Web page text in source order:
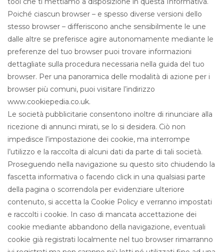
Poiché ciascun browser – e spesso diverse versioni dello
stesso browser – differiscono anche sensibilmente le une
dalle altre se preferisce agire autonomamente mediante le
preferenze del tuo browser puoi trovare informazioni
dettagliate sulla procedura necessaria nella guida del tuo
browser. Per una panoramica delle modalità di azione per i
browser più comuni, puoi visitare l’indirizzo
www.cookiepedia.co.uk.
Le società pubblicitarie consentono inoltre di rinunciare alla
ricezione di annunci mirati, se lo si desidera. Ciò non
impedisce l’impostazione dei cookie, ma interrompe
l’utilizzo e la raccolta di alcuni dati da parte di tali società.
Proseguendo nella navigazione su questo sito chiudendo la
fascetta informativa o facendo click in una qualsiasi parte
della pagina o scorrendola per evidenziare ulteriore
contenuto, si accetta la Cookie Policy e verranno impostati
e raccolti i cookie. In caso di mancata accettazione dei
cookie mediante abbandono della navigazione, eventuali
cookie già registrati localmente nel tuo browser rimarranno